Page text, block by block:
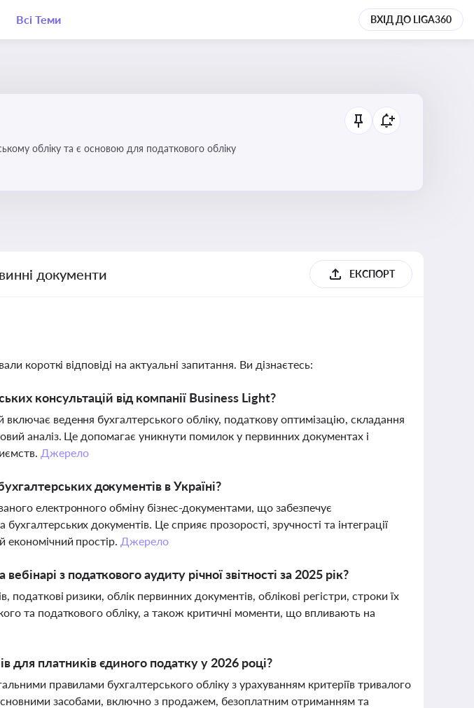
Всі Теми ВХІД ДО LIGA360
обліку та є основою для податкового обліку
документи ЕКСПОРТ
короткі відповіді на актуальні запитання. Ви дізнаєтесь:
консультацій від компанії Business Light?
включає ведення бухгалтерського обліку, податкову оптимізацію, складання
аналіз. Це допомагає уникнути помилок у первинних документах і
Джерело
документів в Україні?
електронного обміну бізнес-документами, що забезпечує
документів. Це сприяє прозорості, зручності та інтеграції
економічний простір. Джерело
з податкового аудиту річної звітності за 2025 рік?
податкові ризики, облік первинних документів, облікові регістри, строки їх
та податкового обліку, а також критичні моменти, що впливають на
для платників єдиного податку у 2026 році?
правилами бухгалтерського обліку з урахуванням критеріїв тривалого
засобами, включно з продажем, безоплатним отриманням та